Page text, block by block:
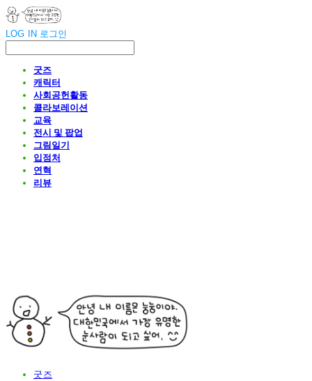
LOG IN 로그인
굿즈
캐릭터
사회공헌활동
콜라보레이션
교육
전시 및 팝업
그림일기
입점처
연혁
리뷰
굿즈